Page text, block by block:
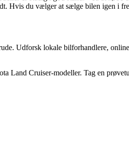
Hvis du vælger at sælge bilen igen i
Udforsk lokale bilforhandlere,
Cruiser-modeller. Tag en